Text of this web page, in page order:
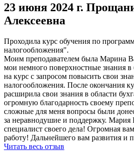
23 июня 2024 г.
Алексеевна
Проходила курс обучения по
налогообложения".
Моим преподавателем была Марина
мои немного поверхностные знания в
на курс с запросом повысить свои
налогообложения. После окончания
расширила свои знания в области
огромную благодарность своему
сложные для меня вопросы были
за неравнодушие и поддержку. Мария
специалист своего дела! Огромная
работу! Дальнейшего вам развития и
Читать весь отзыв